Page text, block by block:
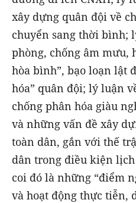
xây dựng quân đội về
chuyển sang thời bình;
phòng, chống âm mưu,
hòa bình”, bạo loạn lật
hóa” quân đội; lý luận
chống phân hóa giàu
và những vấn đề xây
toàn dân, gắn với thế
dân trong điều kiện
coi đó là những “điểm
và hoạt động thực tiễn,